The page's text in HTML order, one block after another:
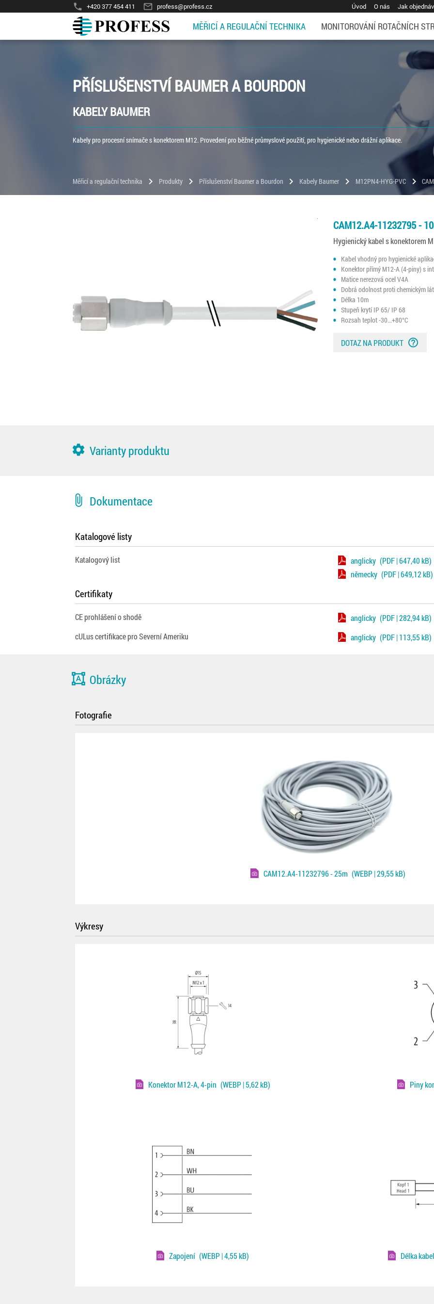
phone +420 377 454 411 mail_outline profess@profess.cz Úvod O nás Jak
MĚŘICÍ A REGULAČNÍ TECHNIKA MONITOROVÁNÍ ROTAČNÍCH
PŘÍSLUŠENSTVÍ BAUMER A BOURDON
KABELY BAUMER
Kabely pro procesní snímače s konektorem M12. Provedení pro běžné průmyslové použití, pro hygienické nebo drážní aplikace.
Měřicí a regulační technika chevron_right Produkty chevron_right Příslušenství Baumer a Bourdon chevron_right Kabely Baumer chevron_right M12PN4-HYG-PVC chevron_right
CAM12.A4-11232795 -
Hygienický kabel s konektorem
Kabel vhodný pro hygienické
Konektor přímý M12-A (4-piny) s
Matice nerezová ocel V4A
Dobrá odolnost proti chemickým
Délka 10m
Stupeň krytí IP 65/ IP 68
Rozsah teplot -30...+80°C
DOTAZ NA PRODUKT help_outline
settings Varianty produktu
attach_file Dokumentace
Katalogové listy
Katalogový list anglicky (PDF | 647,40 kB)
německy (PDF | 649,12 kB)
Certifikaty
CE prohlášení o shodě anglicky (PDF | 282,94 kB)
cULus certifikace pro Severní Ameriku
anglicky (PDF | 113,55 kB)
format_shapes Obrázky
Fotografie
CAM12.A4-11232796 - 25m (WEBP | 29,55 kB)
Výkresy
Konektor M12-A, 4-pin (WEBP | 5,62 kB) Piny
Zapojení (WEBP | 4,55 kB) Délka